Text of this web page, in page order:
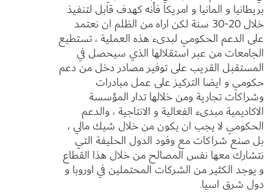
بريطانيا و المانيا و امريكا فأنه كهدف قابل لتنفيذ
خلال 20-30 سنة لكن اراه من الظلم ان نعتمد
على الدعم الحكومي لبدىء هذه العملية ، تستطيع
الجامعات من عبر استقلالها الذي سيحصل في
المستقبل القريب على توفير مصادر دخل من دعم
حكومي و ايضا التركيز على عمل مبادرات
وشراكات تجارية ومن خلالها تدار المؤسسة
الاكاديمية مبدىء الفعالية و الانتاجية ، والدعم
الحكومي لا يجب ان يكون من خلال شيك مالي ،
بل صنع شراكات مع وفود الدول الحليفة التي
نتشارك معها نفس المصالح من خلال هذا القطاع
و يوجد الكثير من الشركات المحتملين في اوروبا و
دول شرق اسيا.